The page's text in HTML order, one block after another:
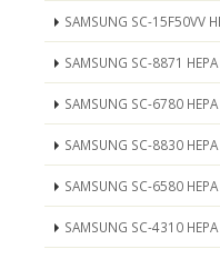
SAMSUNG SC-15F50VV
SAMSUNG SC-8871
SAMSUNG SC-6780
SAMSUNG SC-8830
SAMSUNG SC-6580
SAMSUNG SC-4310